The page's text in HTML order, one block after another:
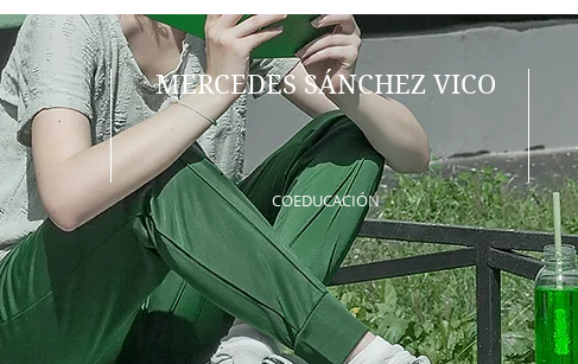
Cuidados,Conciliación y
Carga Mental.
MERCEDES SÁNCHEZ VICO
COEDUCACIÓN